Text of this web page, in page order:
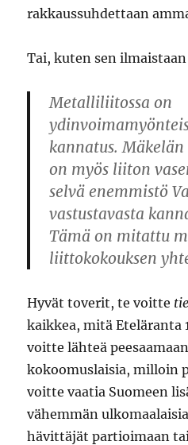
rakkaussuhdettaan
Tai, kuten sen ilmaistaan
Metalliliitossa on
kannatus.
on myös liiton
selvä enemmistö
vastustavasta
Tämä on mitattu
liittokokouksen
Hyvät toverit, te voitte
kaikkea, mitä Eteläranta
voitte lähteä
kokoomuslaisia, milloin
voitte vaatia Suomeen
vähemmän
hävittäjät partioimaan